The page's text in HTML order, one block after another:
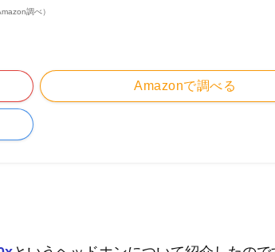
調べ）
Amazonで調べる